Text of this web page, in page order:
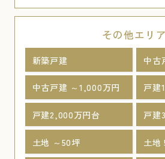
その他エリア
新築戸建 中古
中古戸建 ～1,000万円 戸建
戸建2,000万円台 戸建
土地 ～50坪 土地